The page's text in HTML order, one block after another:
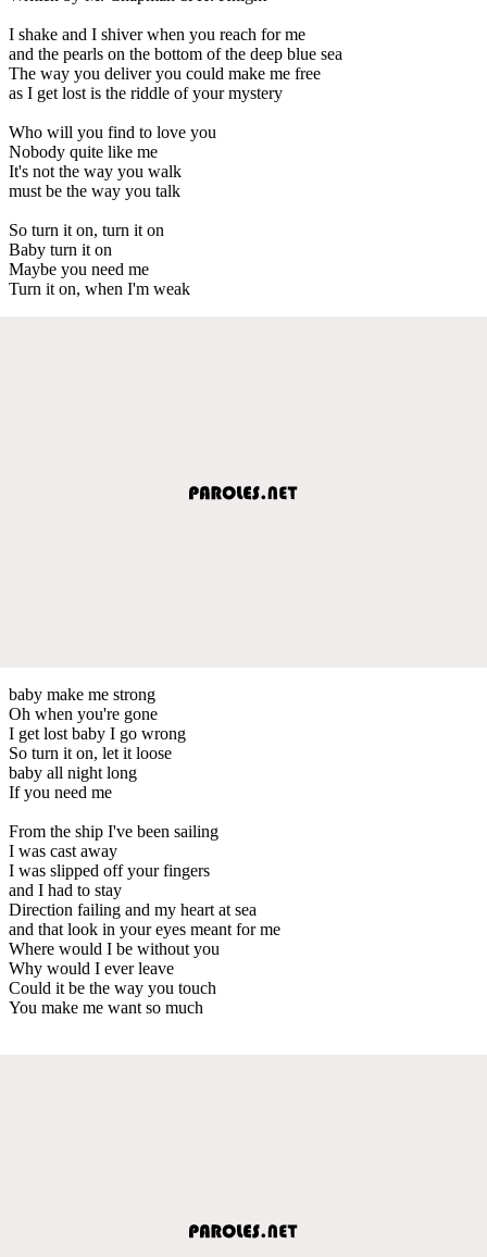
I shake and I shiver when you reach for me
and the pearls on the bottom of the deep blue sea
The way you deliver you could make me free
as I get lost is the riddle of your mystery
Who will you find to love you
Nobody quite like me
It's not the way you walk
must be the way you talk
So turn it on, turn it on
Baby turn it on
Maybe you need me
Turn it on, when I'm weak
baby make me strong
Oh when you're gone
I get lost baby I go wrong
So turn it on, let it loose
baby all night long
If you need me
From the ship I've been sailing
I was cast away
I was slipped off your fingers
and I had to stay
Direction failing and my heart at sea
and that look in your eyes meant for me
Where would I be without you
Why would I ever leave
Could it be the way you touch
You make me want so much